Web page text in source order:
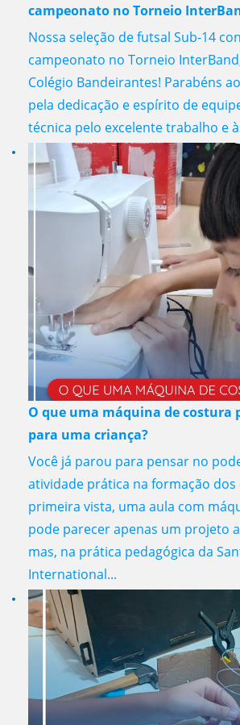
campeonato no Torneio
Nossa seleção de futsal Sub-14
campeonato no Torneio
Colégio Bandeirantes! Parabéns
pela dedicação e espírito de
técnica pelo excelente trabalho e
O que uma máquina de costura
para uma criança?
Você já parou para pensar no
atividade prática na formação dos
primeira vista, uma aula com
pode parecer apenas um projeto
mas, na prática pedagógica da
International...